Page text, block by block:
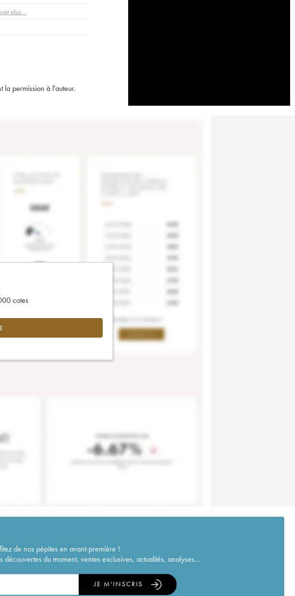
plus...
la permission à l'auteur.
cotes
de nos pépites en avant-première !
du moment, ventes exclusives, actualités, analyses...
JE M'INSCRIS